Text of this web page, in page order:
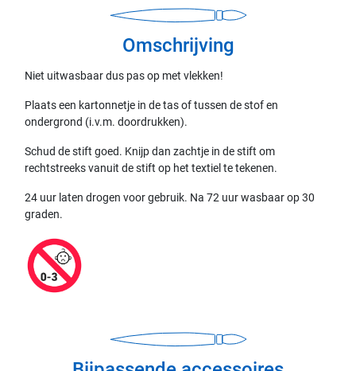
Omschrijving
Niet uitwasbaar dus pas op met vlekken!
Plaats een kartonnetje in de tas of tussen de stof en
ondergrond (i.v.m. doordrukken).
Schud de stift goed. Knijp dan zachtje in de stift om
rechtstreeks vanuit de stift op het textiel te tekenen.
24 uur laten drogen voor gebruik. Na 72 uur wasbaar op 30
graden.